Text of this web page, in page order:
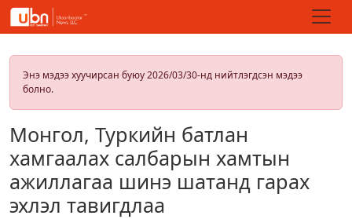
Энэ мэдээ хуучирсан буюу 2026/03/30-нд нийтлэгдсэн мэдээ
болно.
Монгол, Туркийн батлан
хамгаалах салбарын хамтын
ажиллагаа шинэ шатанд гарах
эхлэл тавигдлаа